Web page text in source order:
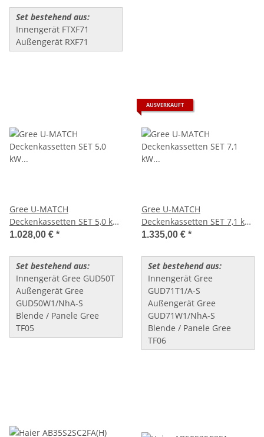
Set bestehend aus:
Innengerät FTXF71
Außengerät RXF71
Gree U-MATCH
Deckenkassetten SET 5,0 kW
(GUD50T1/A-
1.028,00 € *
Set bestehend aus:
Innengerät Gree GUD50T
Außengerät Gree
GUD50W1/NhA-S
Blende / Panele Gree
TF05
AUSVERKAUFT
Gree U-MATCH
Deckenkassetten SET 7,1 kW
(GUD71T1/A-
1.335,00 € *
Set bestehend aus:
Innengerät Gree
GUD71T1/A-S
Außengerät Gree
GUD71W1/NhA-S
Blende / Panele Gree
TF06